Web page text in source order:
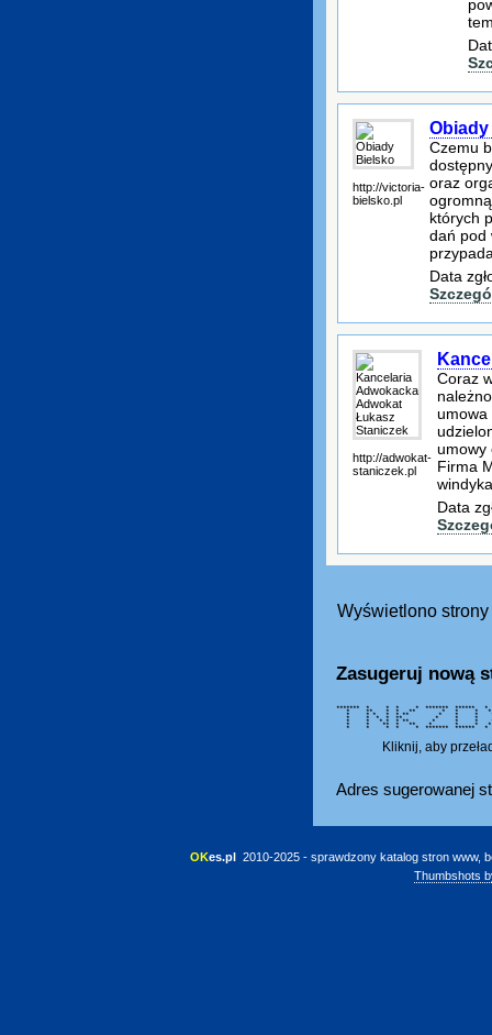
http://victoria-
bielsko.pl
Czemu
oraz
których
dań pod
Data
http://adwokat-
staniczek.pl
Coraz
umowa
umowy
Firma
Data
Wyświetlono
Zasugeruj nową
******* * * * * *******
* ** * * ** * * *
* * * * * ** * *
* * * * ** * *
* * * * * ** * * *
* * ** * ** * * *
* * * * * ******* ******
Kliknij, aby
Adres sugerowanej
OKes.pl 2010-2025 - sprawdzony katalog stron www,
Thumbshots